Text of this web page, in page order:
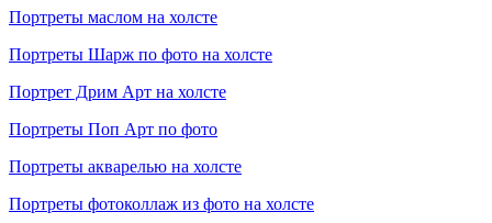
Портреты маслом на холсте
Портреты Шарж по фото на холсте
Портрет Дрим Арт на холсте
Портреты Поп Арт по фото
Портреты акварелью на холсте
Портреты фотоколлаж из фото на холсте